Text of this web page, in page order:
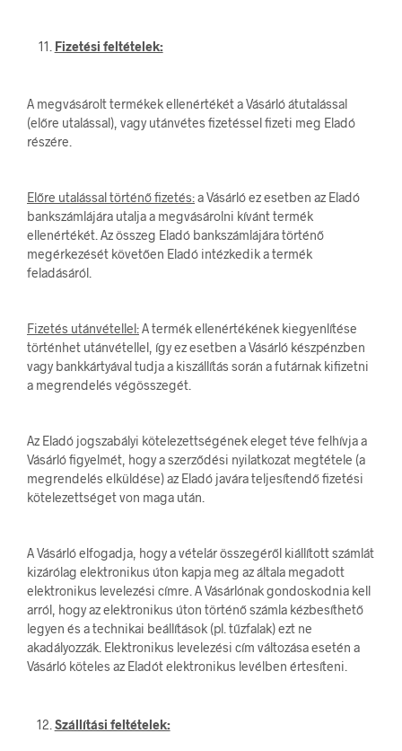
Fizetési feltételek:
A megvásárolt termékek ellenértékét a Vásárló átutalással
(előre utalással), vagy utánvétes fizetéssel fizeti meg Eladó
részére.
Előre utalással történő fizetés:a Vásárló ez esetben az Eladó
bankszámlájára utalja a megvásárolni kívánt termék
ellenértékét. Az összeg Eladó bankszámlájára történő
megérkezését követően Eladó intézkedik a termék
feladásáról.
Fizetés utánvétellel:A termék ellenértékének kiegyenlítése
történhet utánvétellel, így ez esetben a Vásárló készpénzben
vagy bankkártyával tudja a kiszállítás során a futárnak kifizetni
a megrendelés végösszegét.
Az Eladó jogszabályi kötelezettségének eleget téve felhívja a
Vásárló figyelmét, hogy a szerződési nyilatkozat megtétele (a
megrendelés elküldése) az Eladó javára teljesítendő fizetési
kötelezettséget von maga után.
A Vásárló elfogadja, hogy a vételár összegéről kiállított számlát
kizárólag elektronikus úton kapja meg az általa megadott
elektronikus levelezési címre. A Vásárlónak gondoskodnia kell
arról, hogy az elektronikus úton történő számla kézbesíthető
legyen és a technikai beállítások (pl. tűzfalak) ezt ne
akadályozzák. Elektronikus levelezési cím változása esetén a
Vásárló köteles az Eladót elektronikus levélben értesíteni.
Szállítási feltételek: